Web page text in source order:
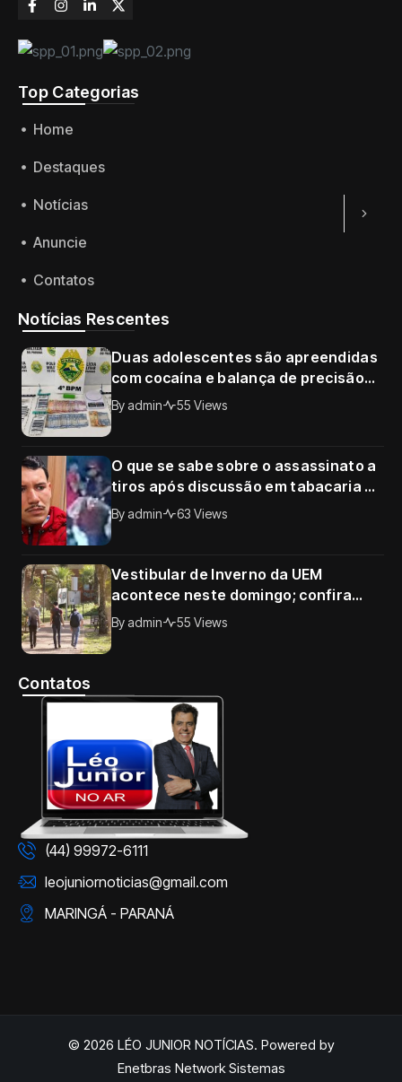
Top Categorias
Home
Destaques
Notícias
Anuncie
Contatos
Notícias Rescentes
Duas adolescentes são apreendidas
com cocaína e balança de precisão
no Conjunto Requião, em Maringá
Byadmin 55 Views
O que se sabe sobre o assassinato a
tiros após discussão em tabacaria de
Sarandi; câmera registrou o crime
Byadmin 63 Views
Vestibular de Inverno da UEM
acontece neste domingo; confira
horários, documentos e tudo o que o
candidato precisa saber
Byadmin 55 Views
Contatos
(44) 99972-6111
leojuniornoticias@gmail.com
MARINGÁ - PARANÁ
© 2026 LÉO JUNIOR NOTÍCIAS. Powered by
Enetbras Network Sistemas